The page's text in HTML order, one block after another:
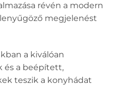
révén a modern
megjelenést
a kiválóan
és a beépített,
teszik a konyhádat